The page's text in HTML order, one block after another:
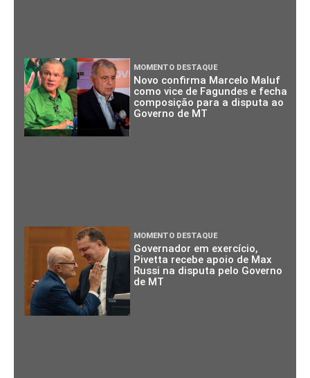
MOMENTO DESTAQUE
Novo confirma Marcelo Maluf
como vice de Fagundes e fecha
composição para a disputa ao
Governo de MT
MOMENTO DESTAQUE
Governador em exercício,
Pivetta recebe apoio de Max
Russi na disputa pelo Governo
de MT